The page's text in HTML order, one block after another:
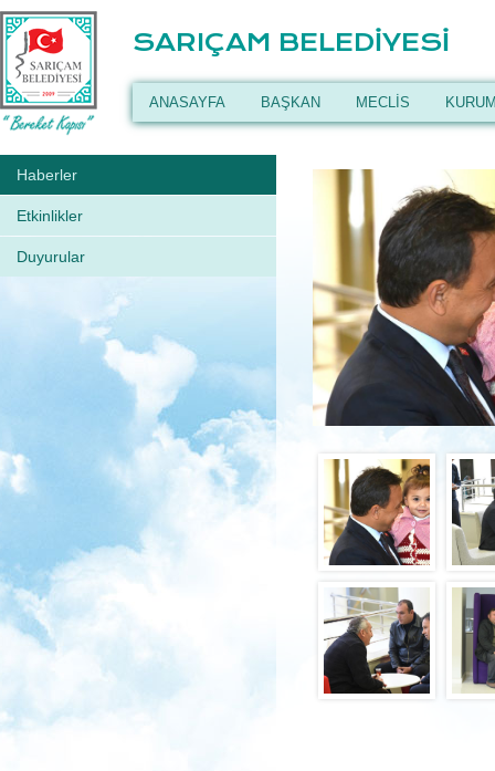
SARIÇAM BELEDİYESİ
ANASAYFA BAŞKAN MECLİS
Haberler
Etkinlikler
Duyurular